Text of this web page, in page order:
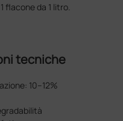
flacone da 1 litro.
tecniche
10–12%